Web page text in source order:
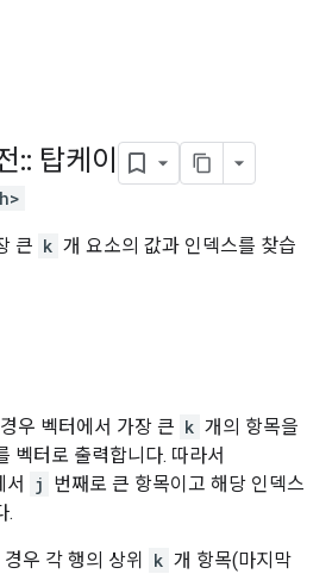
:: 탑케이
큰 k 개 요소의 값과 인덱스를 찾습
우 벡터에서 가장 큰 k 개의 항목을
벡터로 출력합니다. 따라서
서 j 번째로 큰 항목이고 해당 인덱스
.
우 각 행의 상위 k 개 항목(마지막